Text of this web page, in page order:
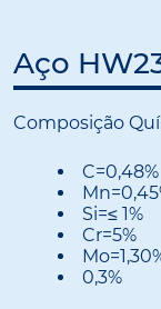
Aço
Composição
C=0,48%
Si=≤ 1%
Cr=5%
0,3%